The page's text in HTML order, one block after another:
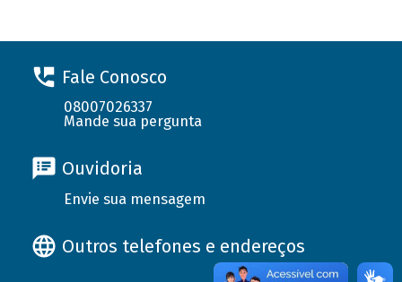
Fale Conosco
08007026337
Mande sua pergunta
Ouvidoria
Envie sua mensagem
Outros telefones e endereços